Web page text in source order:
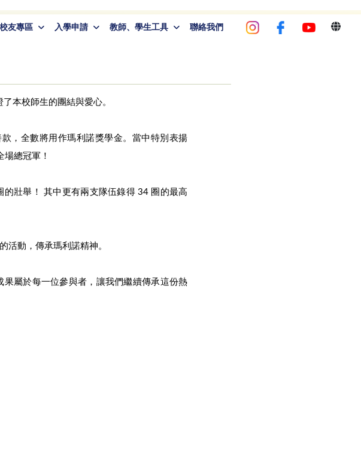
校友專區 入學申請 教師、學生工具 聯絡我們
本校師生的團結與愛心。
，全數將用作瑪利諾獎學金。當中特別表揚
總冠軍！
壯舉！ 其中更有兩支隊伍錄得 34 圈的最高
活動，傳承瑪利諾精神。
屬於每一位參與者，讓我們繼續傳承這份熱